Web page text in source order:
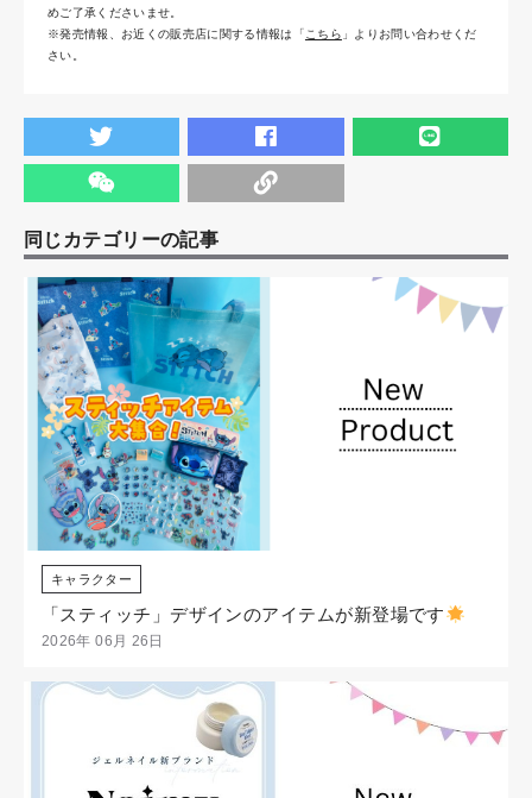
めご了承くださいませ。
※発売情報、お近くの販売店に関する情報は「 こちら 」よりお問い合わせくだ
さい。
同じカテゴリーの記事
キャラクター
「スティッチ」デザインのアイテムが新登場です
2026年 06月 26日